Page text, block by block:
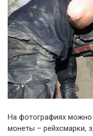
На фотографиях можно
монеты – рейхсмарки,